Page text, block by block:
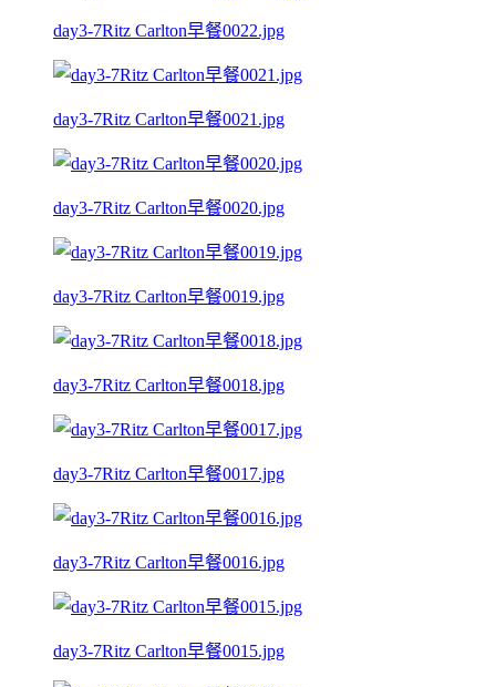
day3-7Ritz Carlton早餐0022.jpg
day3-7Ritz Carlton早餐0021.jpg
day3-7Ritz Carlton早餐0020.jpg
day3-7Ritz Carlton早餐0019.jpg
day3-7Ritz Carlton早餐0018.jpg
day3-7Ritz Carlton早餐0017.jpg
day3-7Ritz Carlton早餐0016.jpg
day3-7Ritz Carlton早餐0015.jpg